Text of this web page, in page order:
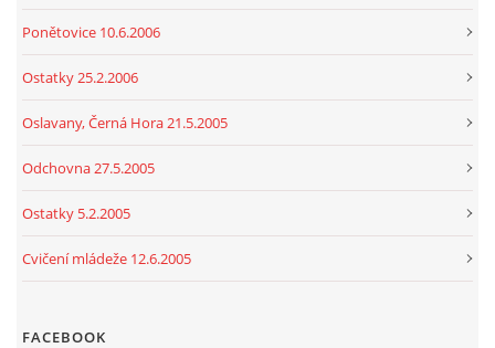
Ponětovice 10.6.2006
Ostatky 25.2.2006
Oslavany, Černá Hora 21.5.2005
Odchovna 27.5.2005
Ostatky 5.2.2005
Cvičení mládeže 12.6.2005
FACEBOOK